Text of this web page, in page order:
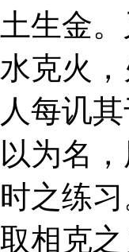
土生金
水克火
人每讥
以为名
时之练
取相克